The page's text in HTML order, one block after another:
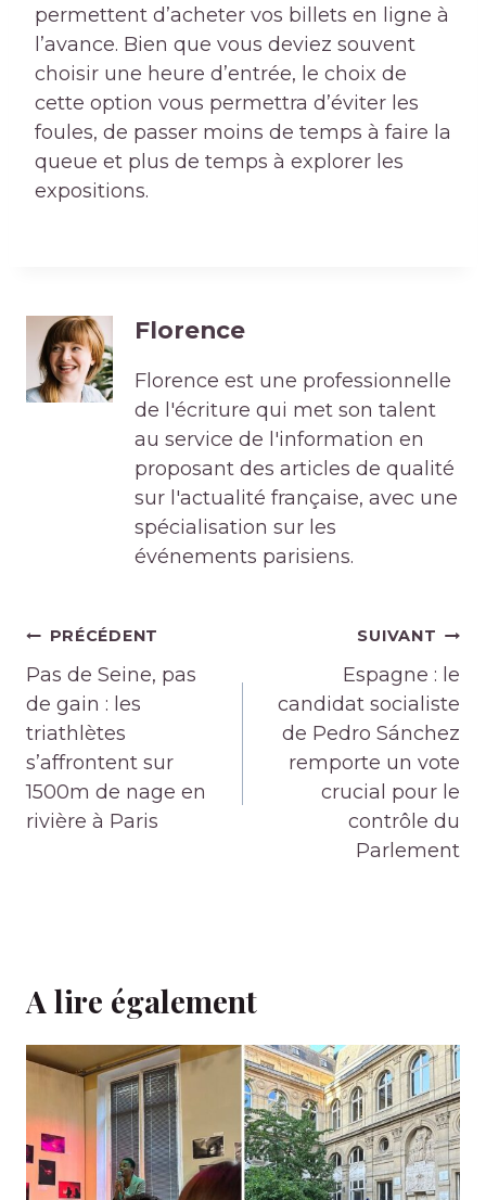
permettent d’acheter vos billets en ligne à
l’avance. Bien que vous deviez souvent
choisir une heure d’entrée, le choix de
cette option vous permettra d’éviter les
foules, de passer moins de temps à faire la
queue et plus de temps à explorer les
expositions.
Florence
Florence est une professionnelle
de l'écriture qui met son talent
au service de l'information en
proposant des articles de qualité
sur l'actualité française, avec une
spécialisation sur les
événements parisiens.
Navigation
de
l’article
PRÉCÉDENT
Pas de Seine, pas
de gain : les
triathlètes
s’affrontent sur
1500m de nage en
rivière à Paris
SUIVANT
Espagne : le
candidat socialiste
de Pedro Sánchez
remporte un vote
crucial pour le
contrôle du
Parlement
A lire également